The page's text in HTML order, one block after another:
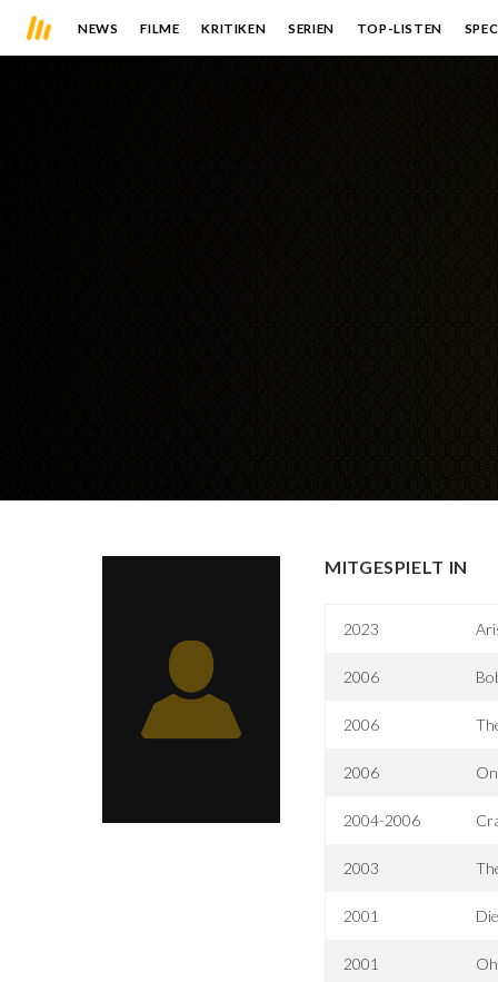
NEWS FILME KRITIKEN SERIEN TOP-LISTEN
MITGESPIELT IN
2023
2006
2006
2006
2004-2006
2003
2001
2001